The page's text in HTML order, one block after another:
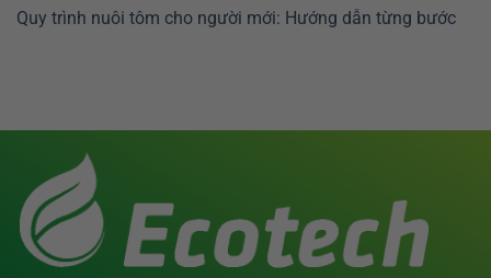
Quy trình nuôi tôm cho người mới: Hướng dẫn từng bước